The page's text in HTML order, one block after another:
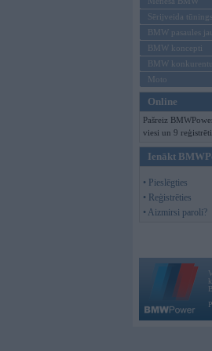
Sērijveida tūnings
BMW pasaules
BMW koncepti
BMW
Moto
Online
Pašreiz
viesi un 9 reģistrēti
Ienākt
• Pieslēgties
• Reģistrēties
• Aizmirsi paroli?